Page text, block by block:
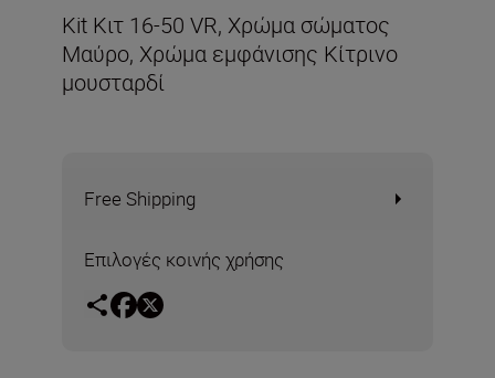
Kit Κιτ 16-50 VR, Χρώμα σώματος
Μαύρο, Χρώμα εμφάνισης Κίτρινο
μουσταρδί
Free Shipping
Επιλογές κοινής χρήσης